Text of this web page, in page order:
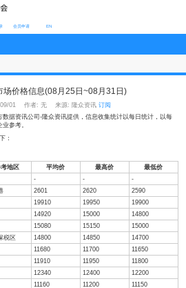
网站登录 会员申请 EN
场信息
产品市场价格信息(08月25日~08月
间：2025/09/01 作者: 无 来源: 隆众资讯
供会员企业参考。
息汇总如下：
参考地区 平均价 最高
- -
镇江港 2601
上海 19910 19950
上海 14920